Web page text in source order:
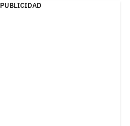
PUBLICIDAD